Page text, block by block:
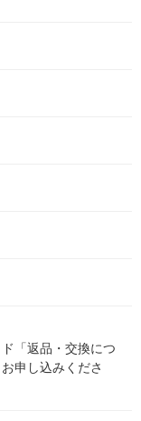
「返品・交換につ
申し込みくださ